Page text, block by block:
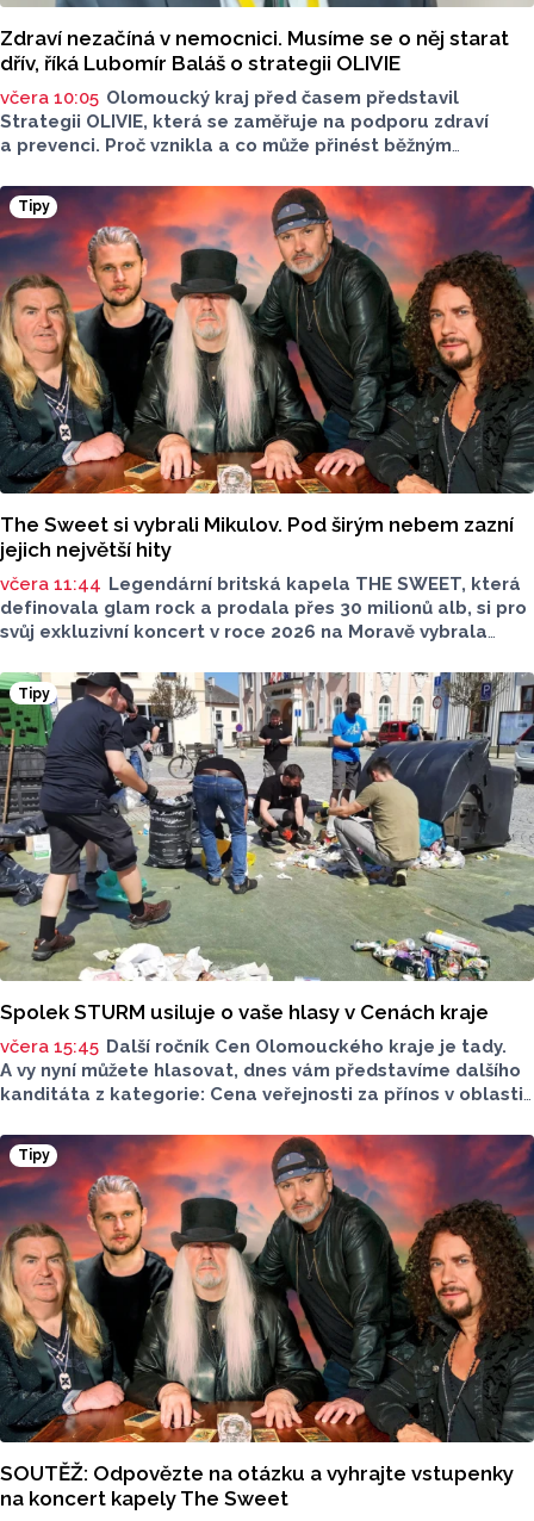
Zdraví nezačíná v nemocnici. Musíme se o něj starat
dřív, říká Lubomír Baláš o strategii OLIVIE
včera 10:05 Olomoucký kraj před časem představil
Strategii OLIVIE, která se zaměřuje na podporu zdraví
a prevenci. Proč vznikla a co může přinést běžným
ředitelem OLIVIE.
Tipy
The Sweet si vybrali Mikulov. Pod širým nebem zazní
jejich největší hity
včera 11:44 Legendární britská kapela THE SWEET, která
definovala glam rock a prodala přes 30 milionů alb, si pro
svůj exkluzivní koncert v roce 2026 na Moravě vybrala
v malebném Amfiteátru Mikulov.
Tipy
Spolek STURM usiluje o vaše hlasy v Cenách kraje
včera 15:45 Další ročník Cen Olomouckého kraje je tady.
A vy nyní můžete hlasovat, dnes vám představíme dalšího
kanditáta z kategorie: Cena veřejnosti za přínos v oblasti
v kategorii: Významný počin v ochraně životního prostředí -
právnická osoba.
Tipy
SOUTĚŽ: Odpovězte na otázku a vyhrajte vstupenky
na koncert kapely The Sweet